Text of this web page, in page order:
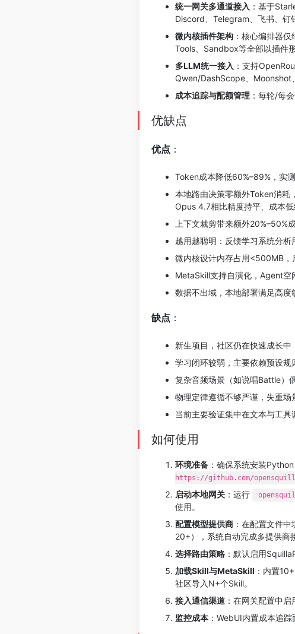
统一网关多通道接入 ：基于
Discord、Telegram、飞书、钉
微内核插件架构 ：核心编排器
Tools、Sandbox等全部以插件
多LLM统一接入 ：支持
Qwen/DashScope、Moonshot
成本追踪与配额管理 ：每轮/每
优缺点
优点 ：
Token成本降低60%–89%，实
本地路由决策零额外Token消
Opus 4.7相比精度持平、成本低
上下文裁剪带来额外20%–50%
越用越聪明：反馈学习系统分析
微内核设计内存占用<500MB，
MetaSkill支持自演化，Agent空
数据不出域，本地部署满足高度
缺点 ：
新生项目，社区仍在快速成长
学习闭环较弱，主要依赖预设规
复杂音频场景（如说唱Battle）
物理定律遵循不够严谨，失重场
当前主要验证集中在文本与工具
如何使用
环境准备 ：确保系统安装
https://github.com/
启动本地网关 ：运行
使用。
配置模型提供商 ：在配置文件
20+），系统自动完成多提供商
选择路由策略 ：默认启用
加载Skill与MetaSkill ：内置
社区导入N+个Skill。
接入通信渠道 ：在网关配置中
监控成本 ：WebUI内置成本追